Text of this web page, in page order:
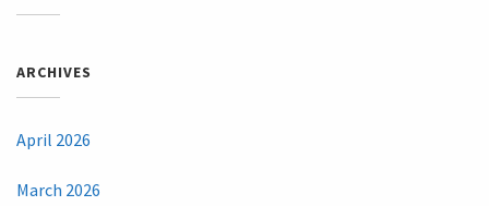
ARCHIVES
April 2026
March 2026